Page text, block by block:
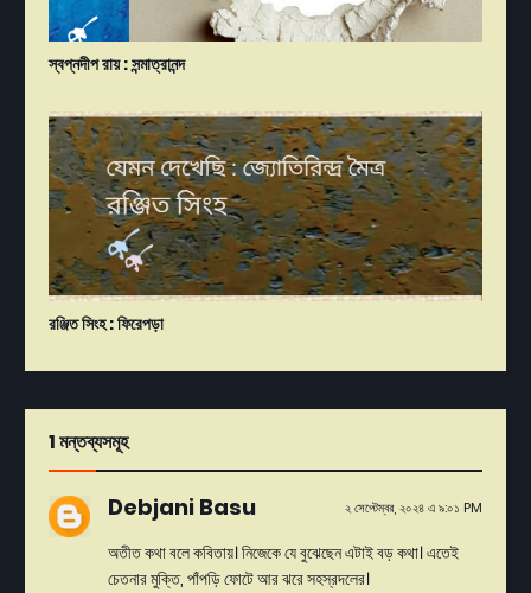
স্বপ্নদীপ রায় : সন্মাত্রানন্দ
রঞ্জিত সিংহ : ফিরেপড়া
1 মন্তব্যসমূহ
Debjani Basu ২ সেপ্টেম্বর, ২০২৪ এ ৯:০১ PM
অতীত কথা বলে কবিতায়। নিজেকে যে বুঝেছেন এটাই বড় কথা। এতেই
চেতনার মুক্তি, পাঁপড়ি ফোটে আর ঝরে সহস্রদলের।